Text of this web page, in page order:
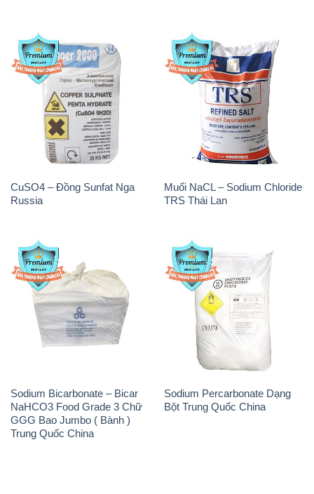
CuSO4 – Đồng Sunfat Nga
Russia
Muối NaCL – Sodium Chloride
TRS Thái Lan
Sodium Bicarbonate – Bicar
NaHCO3 Food Grade 3 Chữ
GGG Bao Jumbo ( Bành )
Trung Quốc China
Sodium Percarbonate Dạng
Bột Trung Quốc China